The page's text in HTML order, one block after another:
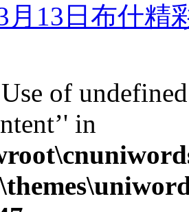
月13日布什精
of
in